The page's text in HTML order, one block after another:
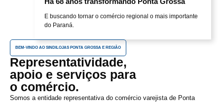
E buscando tornar o comércio regional o mais importante
do Paraná.
BEM-VINDO AO SINDILOJAS PONTA GROSSA E REGIÃO
Representatividade,
apoio e serviços para
o comércio.
Somos a entidade representativa do comércio varejista de Ponta